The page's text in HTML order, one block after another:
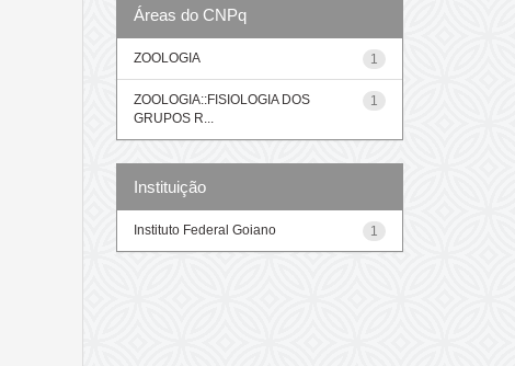
Áreas do CNPq
1
ZOOLOGIA
1
ZOOLOGIA::FISIOLOGIA DOS
GRUPOS R...
Instituição
1
Instituto Federal Goiano